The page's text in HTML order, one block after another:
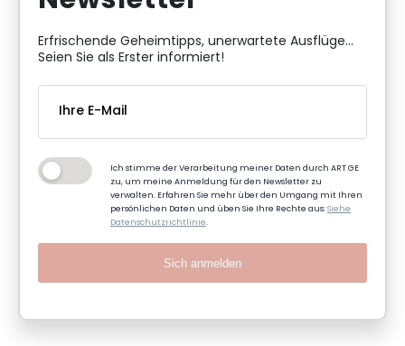
Erfrischende Geheimtipps, unerwartete Ausflüge...
Seien Sie als Erster informiert!
Ich stimme der Verarbeitung meiner Daten durch ART GE
zu, um meine Anmeldung für den Newsletter zu
verwalten. Erfahren Sie mehr über den Umgang mit Ihren
persönlichen Daten und üben Sie Ihre Rechte aus:Siehe
Datenschutzrichtlinie.
Sich anmelden